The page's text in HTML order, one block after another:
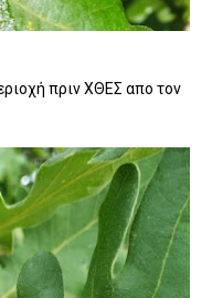
πριν ΧΘΕΣ απο τον